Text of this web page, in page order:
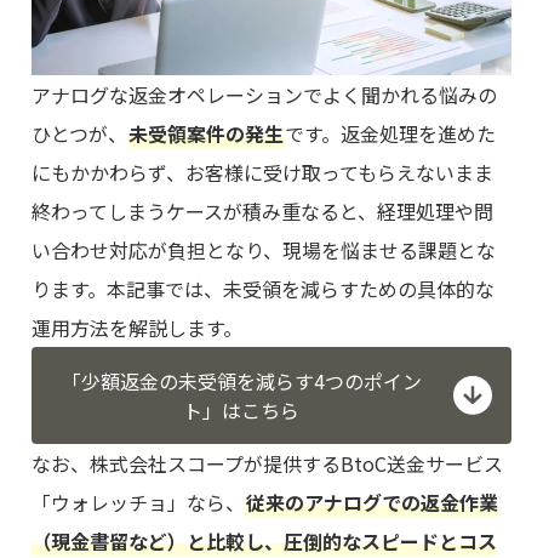
アナログな返金オペレーションでよく聞かれる悩みの
ひとつが、未受領案件の発生です。返金処理を進めた
にもかかわらず、お客様に受け取ってもらえないまま
終わってしまうケースが積み重なると、経理処理や問
い合わせ対応が負担となり、現場を悩ませる課題とな
ります。本記事では、未受領を減らすための具体的な
運用方法を解説します。
「少額返金の未受領を減らす4つのポイン
ト」はこちら
なお、株式会社スコープが提供するBtoC送金サービス
「ウォレッチョ」なら、従来のアナログでの返金作業
（現金書留など）と比較し、圧倒的なスピードとコス